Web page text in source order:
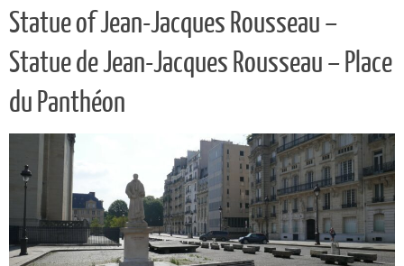
Statue of Jean-Jacques Rousseau –
Statue de Jean-Jacques Rousseau – Place
du Panthéon